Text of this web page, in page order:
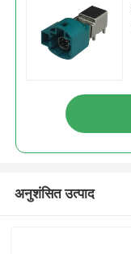
अनुशंसित उत्पाद